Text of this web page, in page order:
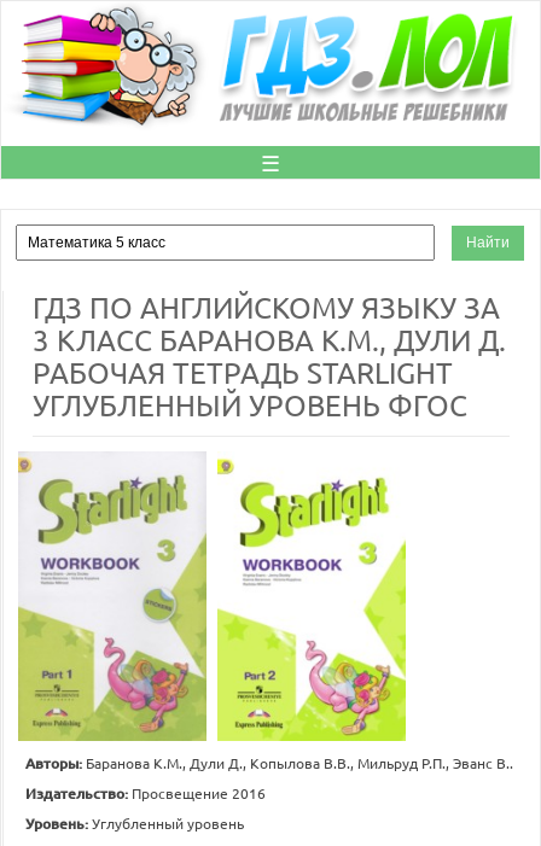
☰
ГДЗ ПО АНГЛИЙСКОМУ ЯЗЫКУ ЗА
3 КЛАСС БАРАНОВА К.М., ДУЛИ Д.
РАБОЧАЯ ТЕТРАДЬ STARLIGHT
УГЛУБЛЕННЫЙ УРОВЕНЬ ФГОС
Авторы: Баранова К.М., Дули Д., Копылова В.В., Мильруд Р.П., Эванс В..
Издательство: Просвещение 2016
Уровень:Углубленный уровень